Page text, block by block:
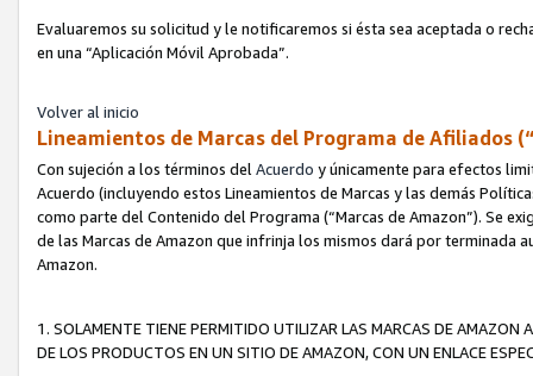
Evaluaremos su solicitud y le notificaremos si ésta sea aceptada o
en una “Aplicación Móvil Aprobada”.
Volver al inicio
Lineamientos de Marcas del Programa de Afiliados
Con sujeción a los términos del Acuerdo y únicamente para efectos
Acuerdo (incluyendo estos Lineamientos de Marcas y las demás
como parte del Contenido del Programa (“Marcas de Amazon”). Se
de las Marcas de Amazon que infrinja los mismos dará por terminada
Amazon.
1. SOLAMENTE TIENE PERMITIDO UTILIZAR LAS MARCAS DE
DE LOS PRODUCTOS EN UN SITIO DE AMAZON, CON UN ENLACE